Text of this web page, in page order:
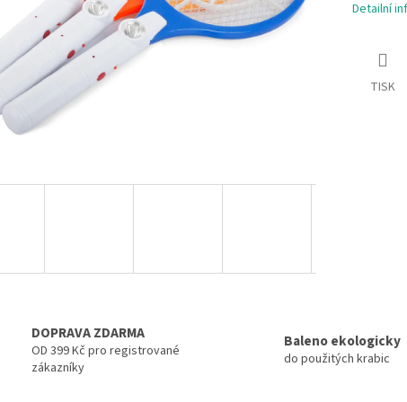
Detailní
TISK
DOPRAVA ZDARMA
OD 399 Kč pro registrované
zákazníky
Baleno ekologicky
do použitých krabic